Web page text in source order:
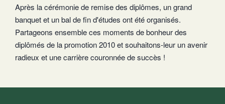
Après la cérémonie de remise des diplômes, un grand
banquet et un bal de fin d'études ont été organisés.
Partageons ensemble ces moments de bonheur des
diplômés de la promotion 2010 et souhaitons-leur un avenir
radieux et une carrière couronnée de succès !